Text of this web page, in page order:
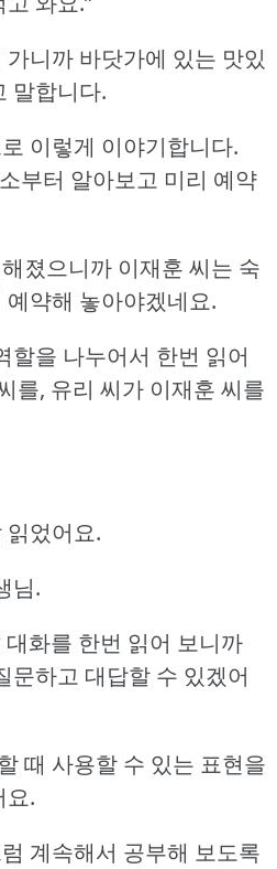
니까 바닷가에 있는 맛있
말합니다.
이렇게 이야기합니다.
부터 알아보고 미리 예약
졌으니까 이재훈 씨는 숙
약해 놓아야겠네요.
할을 나누어서 한번 읽어
를, 유리 씨가 이재훈 씨를
읽었어요.
님.
대화를 한번 읽어 보니까
문하고 대답할 수 있겠어
때 사용할 수 있는 표현을
요.
계속해서 공부해 보도록